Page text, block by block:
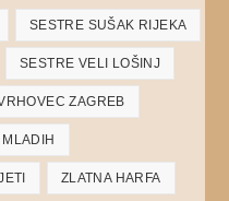
SESTRE SUŠAK RIJEKA
SESTRE VELI LOŠINJ
ZAGREB
ZLATNA HARFA